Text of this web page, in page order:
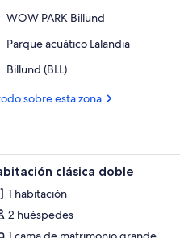
y
Rans
Hoj
WOW PARK Billund
Place,
PARK
Parque acuático Lalandia
Place,
acuático
Billund (BLL)
Airport,
(BLL)sobre esta zona
y silla. Cuenta con ventana con
Una
6 clásica doble
1 habitación
2 huéspedes